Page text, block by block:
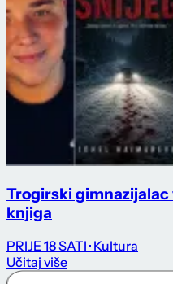
Trogirski gimnazijalac
knjiga
PRIJE 18 SATI · Kultura
Učitaj više